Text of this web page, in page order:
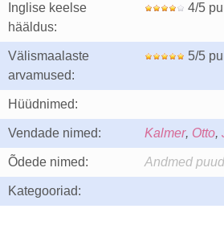
Inglise keelse
hääldus:
4/5
Välismaalaste
arvamused:
5/5
Hüüdnimed:
Vendade nimed: Kalmer, Otto,
Õdede nimed: Andmed
Kategooriad: